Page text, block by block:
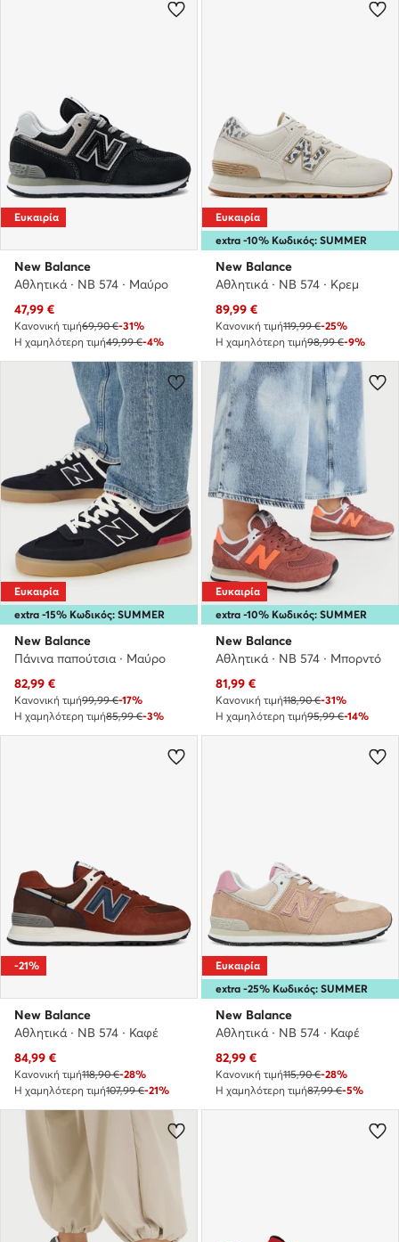
Ευκαιρία
New Balance
Αθλητικά · NB 574 · Μαύρο
Τρέχουσα τιμή
47,99 €
Κανονική τιμή69,90 €-31%
Η χαμηλότερη τιμή49,99 €-4%
extra -10% Κωδικός: SUMMER
Ευκαιρία
New Balance
Αθλητικά · NB 574 · Κρεμ
Τρέχουσα τιμή
89,99 €
Κανονική τιμή119,99 €-25%
Η χαμηλότερη τιμή98,99 €-9%
extra -15% Κωδικός: SUMMER
Ευκαιρία
New Balance
Πάνινα παπούτσια · Μαύρο
Τρέχουσα τιμή
82,99 €
Κανονική τιμή99,99 €-17%
Η χαμηλότερη τιμή85,99 €-3%
extra -10% Κωδικός: SUMMER
Ευκαιρία
New Balance
Αθλητικά · NB 574 · Μπορντό
Τρέχουσα τιμή
81,99 €
Κανονική τιμή118,90 €-31%
Η χαμηλότερη τιμή95,99 €-14%
-21%
New Balance
Αθλητικά · NB 574 · Καφέ
Τρέχουσα τιμή
84,99 €
Κανονική τιμή118,90 €-28%
Η χαμηλότερη τιμή107,99 €-21%
extra -25% Κωδικός: SUMMER
Ευκαιρία
New Balance
Αθλητικά · NB 574 · Καφέ
Τρέχουσα τιμή
82,99 €
Κανονική τιμή115,90 €-28%
Η χαμηλότερη τιμή87,99 €-5%